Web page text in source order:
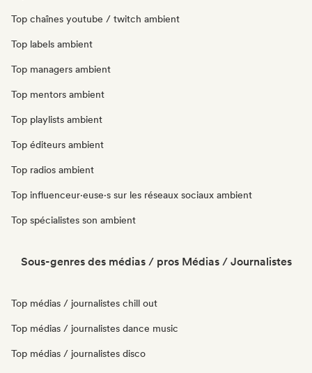
Top chaînes youtube / twitch ambient
Top labels ambient
Top managers ambient
Top mentors ambient
Top playlists ambient
Top éditeurs ambient
Top radios ambient
Top influenceur·euse·s sur les réseaux sociaux ambient
Top spécialistes son ambient
Sous-genres des médias / pros Médias / Journalistes
Top médias / journalistes chill out
Top médias / journalistes dance music
Top médias / journalistes disco